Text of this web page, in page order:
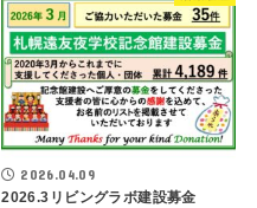
2026.04.09
2026.3リビングラボ建設募金